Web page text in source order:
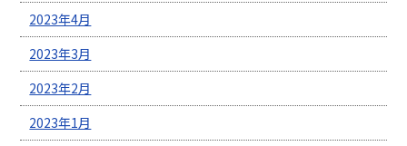
2023年4月
2023年3月
2023年2月
2023年1月